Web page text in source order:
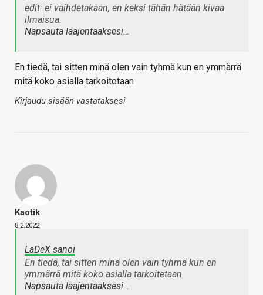
edit: ei vaihdetakaan, en keksi tähän hätään kivaa
ilmaisua.
Napsauta laajentaaksesi…
En tiedä, tai sitten minä olen vain tyhmä kun en ymmärrä
mitä koko asialla tarkoitetaan
Kirjaudu sisään vastataksesi
Kaotik
8.2.2022
LaDeX sanoi
En tiedä, tai sitten minä olen vain tyhmä kun en
ymmärrä mitä koko asialla tarkoitetaan
Napsauta laajentaaksesi…